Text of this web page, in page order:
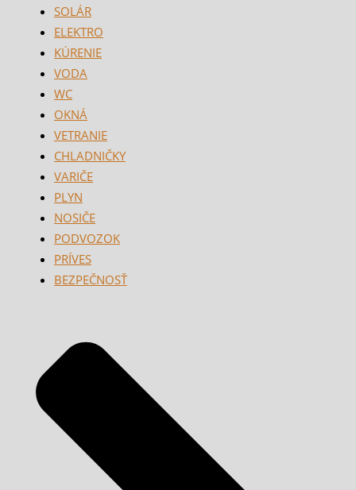
SOLÁR
ELEKTRO
KÚRENIE
VODA
WC
OKNÁ
VETRANIE
CHLADNIČKY
VARIČE
PLYN
NOSIČE
PODVOZOK
PRÍVES
BEZPEČNOSŤ